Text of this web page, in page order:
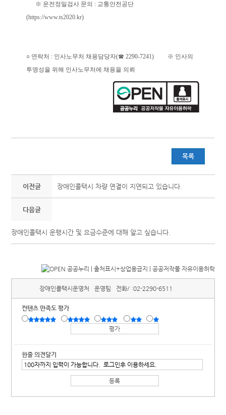
※ 운전정밀검사 문의 : 교통안전공단
(https://www.ts2020.kr)
○ 연락처 : 인사노무처 채용담당자(☎ 2290-7241) ※ 인사의
투명성을 위해 인사노무처에 채용을 의뢰
목록
이전글 장애인콜택시 차량 연결이 지연되고 있습니다.
다음글
장애인콜택시 운행시간 및 요금수준에 대해 알고 싶습니다.
장애인콜택시운영처 운영팀 전화/ :02-2290-6511
컨텐츠 만족도 평가
한줄 의견달기